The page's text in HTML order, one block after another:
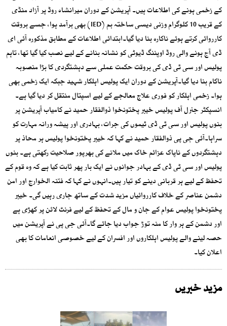
کے زخمی ہونے کی اطلاعات ہیں۔ آپریشن کے دوران میرانشاہ روڈ پر آزاد منڈی
کے قریب 10 کلوگرام وزنی دیسی ساختہ بم (IED) بھی برآمد ہوا، جسے بروقت
کارروائی کرتے ہوئے ناکارہ بنا دیا گیا۔ابتدائی اطلاعات کے مطابق مذکورہ آئی ای
ڈی آج ہونے والی روڈ اوپننگ ڈیوٹی کو نشانہ بنانے کے لیے نصب کیا گیا تھا، تاہم
پولیس اور سی ٹی ڈی کی بروقت حکمت عملی سے دہشتگردی کا بڑا منصوبہ
ناکام بنا دیا گیا۔آپریشن کے دوران ایک پولیس اہلکار شہید جبکہ ایک زخمی بھی
ہوا۔ زخمی اہلکار کو فوری علاج معالجے کے لیے اسپتال منتقل کر دیا گیا ہے۔
انسپکٹر جنرل آف پولیس خیبر پختونخوا ذوالفقار حمید نے کامیاب آپریشن پر
بنوں پولیس اور سی ٹی ڈی ٹیموں کی جرات، بہادری اور پیشہ ورانہ مہارت کو
سراہا۔آئی جی پی ذوالفقار حمید نے کہا کہ خیبر پختونخوا پولیس ہر محاذ پر
دہشتگردوں کے ناپاک عزائم خاک میں ملانے کی بھرپور صلاحیت رکھتی ہے۔ بنوں
پولیس اور سی ٹی ڈی کے بہادر جوانوں نے ایک بار پھر ثابت کیا ہے کہ وہ قوم کے
تحفظ کے لیے ہر قربانی دینے کو تیار ہیں۔انہوں نے کہا کہ فتنہ الخوارج اور امن
دشمن عناصر کے خلاف کارروائیاں مزید شدت کے ساتھ جاری رہیں گی۔ خیبر
پختونخوا پولیس عوام کے جان و مال کے تحفظ کے لیے فرنٹ لائن پر کھڑی ہے
اور دشمن کے ہر وار کا منہ توڑ جواب دیا جائے گا۔آئی جی پی نے آپریشن میں
حصہ لینے والے پولیس اہلکاروں اور افسران کے لیے خصوصی انعامات کا بھی
اعلان کیا۔
مزید خبریں